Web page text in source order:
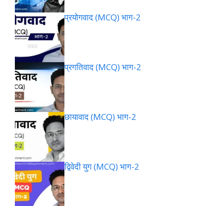
प्रयोगवाद (MCQ) भाग-2
प्रगतिवाद (MCQ) भाग-2
छायावाद (MCQ) भाग-2
द्विवेदी युग (MCQ) भाग-2